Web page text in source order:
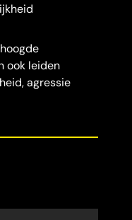
ook leiden
agressie